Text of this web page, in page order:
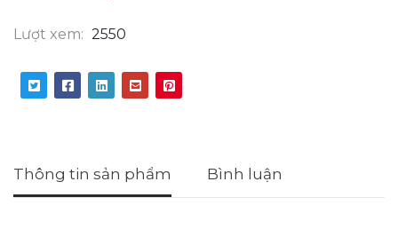
Lượt xem: 2550
Thông tin sản phẩm Bình luận